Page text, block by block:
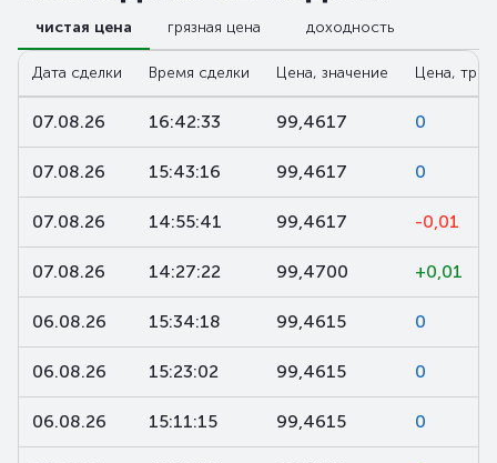
чистая цена грязная цена доходность
Дата сделки Время сделки Цена, значение Цена,
07.08.26 16:42:33 99,4617 0
07.08.26 15:43:16 99,4617 0
07.08.26 14:55:41 99,4617 -0,01
07.08.26 14:27:22 99,4700 +0,01
06.08.26 15:34:18 99,4615 0
06.08.26 15:23:02 99,4615 0
06.08.26 15:11:15 99,4615 0